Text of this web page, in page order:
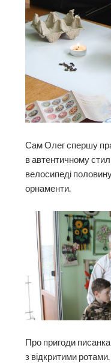
Сам Олег спершу
в автентичному
велосипеді
орнаменти.
Про пригоди
з відкритими